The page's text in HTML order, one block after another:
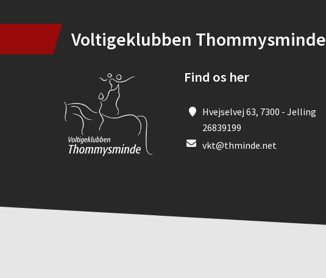
Voltigeklubben Thommysminde
Find os her
Hvejselvej 63, 7300 - Jelling
26839199
vkt@thminde.net